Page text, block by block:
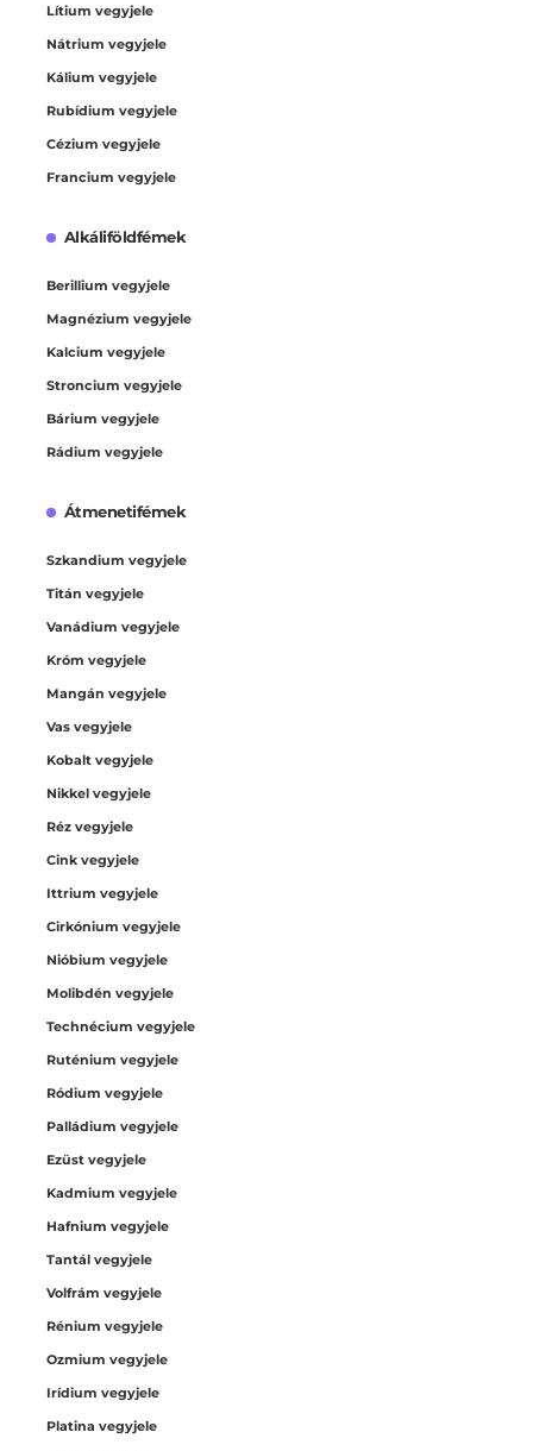
Lítium vegyjele
Nátrium vegyjele
Kálium vegyjele
Rubídium vegyjele
Cézium vegyjele
Francium vegyjele
Alkáliföldfémek
Berillium vegyjele
Magnézium vegyjele
Kalcium vegyjele
Stroncium vegyjele
Bárium vegyjele
Rádium vegyjele
Átmenetifémek
Szkandium vegyjele
Titán vegyjele
Vanádium vegyjele
Króm vegyjele
Mangán vegyjele
Vas vegyjele
Kobalt vegyjele
Nikkel vegyjele
Réz vegyjele
Cink vegyjele
Ittrium vegyjele
Cirkónium vegyjele
Nióbium vegyjele
Molibdén vegyjele
Technécium vegyjele
Ruténium vegyjele
Ródium vegyjele
Palládium vegyjele
Ezüst vegyjele
Kadmium vegyjele
Hafnium vegyjele
Tantál vegyjele
Volfrám vegyjele
Rénium vegyjele
Ozmium vegyjele
Irídium vegyjele
Platina vegyjele